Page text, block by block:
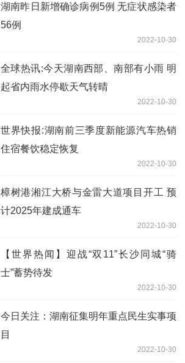
湖南昨日新增确诊病例5例 无症状感染者
56例
2022-10-30
全球热讯:今天湖南西部、南部有小雨 明
起省内雨水停歇天气转晴
2022-10-30
世界快报:湖南前三季度新能源汽车热销
住宿餐饮稳定恢复
2022-10-30
樟树港湘江大桥与金雷大道项目开工 预
计2025年建成通车
2022-10-30
【世界热闻】迎战“双11”长沙同城“骑
士”蓄势待发
2022-10-30
今日关注：湖南征集明年重点民生实事项
目
2022-10-30